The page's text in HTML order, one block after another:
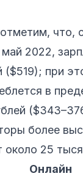
что,
май 2022,
($519); при
в
более
около 25
Онлайн